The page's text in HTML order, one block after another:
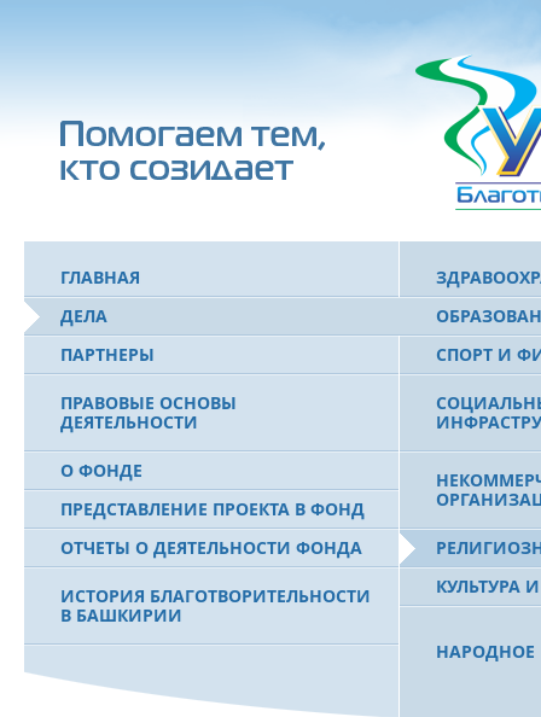
ГЛАВНАЯ
ДЕЛА
ПАРТНЕРЫ
ПРАВОВЫЕ ОСНОВЫ
ДЕЯТЕЛЬНОСТИ
О ФОНДЕ
ПРЕДСТАВЛЕНИЕ ПРОЕКТА В ФОНД
ОТЧЕТЫ О ДЕЯТЕЛЬНОСТИ ФОНДА
ИСТОРИЯ БЛАГОТВОРИТЕЛЬНОСТИ
В БАШКИРИИ
МУРТАЗЕ РАХИМОВЕ
СПОРТ И
КУЛЬТУРА
НАРОДНОЕ